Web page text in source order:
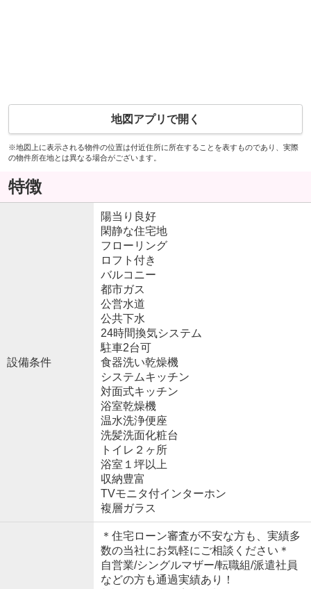
地図アプリで開く
※地図上に表示される物件の位置は付近住所に所在することを表すものであり、実際
の物件所在地とは異なる場合がございます。
特徴
設備条件
陽当り良好
閑静な住宅地
フローリング
ロフト付き
バルコニー
都市ガス
公営水道
公共下水
24時間換気システム
駐車2台可
食器洗い乾燥機
システムキッチン
対面式キッチン
浴室乾燥機
温水洗浄便座
洗髪洗面化粧台
トイレ２ヶ所
浴室１坪以上
収納豊富
TVモニタ付インターホン
複層ガラス
＊住宅ローン審査が不安な方も、実績多
数の当社にお気軽にご相談ください＊
自営業/シングルマザー/転職組/派遣社員
などの方も通過実績あり！